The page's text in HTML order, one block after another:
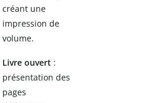
créant une
impression de
volume.
Livre ouvert :
présentation des
pages